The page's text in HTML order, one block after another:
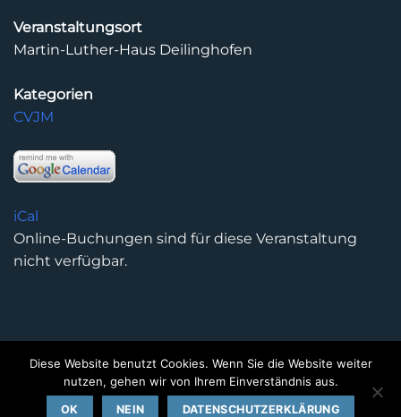
Veranstaltungsort
Martin-Luther-Haus Deilinghofen
Kategorien
CVJM
iCal
Online-Buchungen sind für diese Veranstaltung
nicht verfügbar.
DATENSCHUTZERKLÄRUNG IMPRESSUM KONTAKT
Copyright 2026 ©Kirchengemeinde Deilinghofen- Design
Diese Website benutzt Cookies. Wenn Sie die Website weiter
nutzen, gehen wir von Ihrem Einverständnis aus.
OK NEIN DATENSCHUTZERKLÄRUNG